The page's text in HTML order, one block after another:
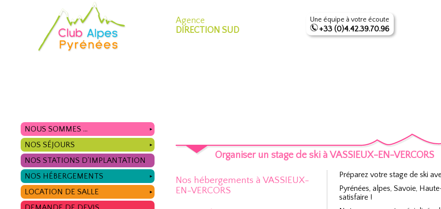
Agence
DIRECTION SUD
Une équipe à votre écoute
+33 (0)4.42.39.70.96
NOUS SOMMES ... ►
NOS SÉJOURS ►
NOS STATIONS D'IMPLANTATION
NOS HÉBERGEMENTS
►
LOCATION DE SALLE ►
Organiser un stage de ski à VASSIEUX-EN-VERCORS
Nos hébergements à VASSIEUX-
EN-VERCORS
Préparez votre stage de ski
Pyrénées, alpes, Savoie,
satisfaire !